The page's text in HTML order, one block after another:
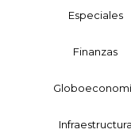
Especiales
Finanzas
Infraestructura